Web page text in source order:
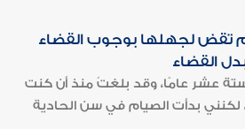
تقض لجهلها بوجوب القضاء
القضاء
ستة عشر عامًا، وقد بلغتُ منذ أن كنت
بدأت الصيام في سن الحادية